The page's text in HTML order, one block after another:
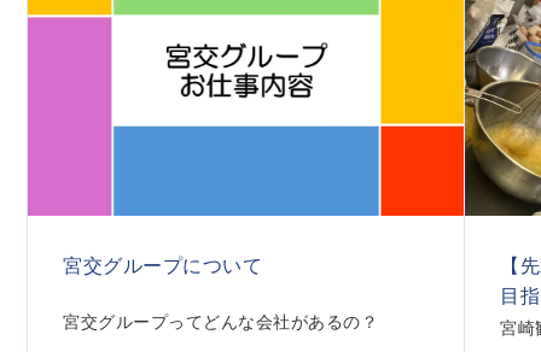
宮交グループについて
宮交グループってどんな会社があるの？
【
目
宮崎